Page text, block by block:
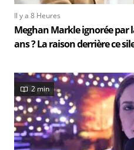
Il y a 8 Heures
Meghan Markle ignorée par
ans ? La raison derrière ce
2 min